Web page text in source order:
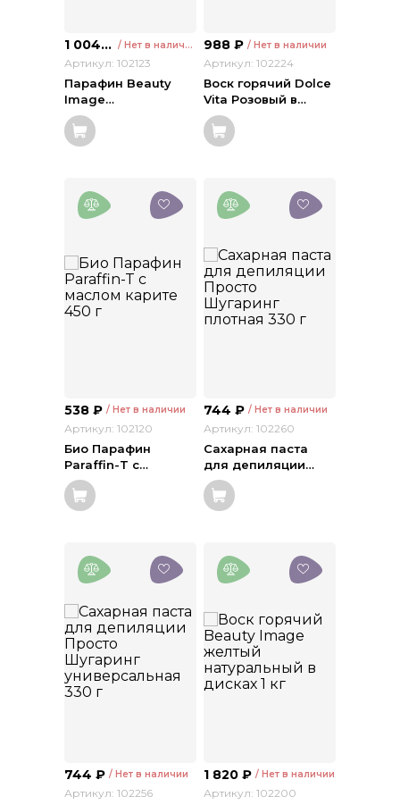
1 004
₽ / Нет в наличии
Артикул: 102123
Парафин Beauty
Image…
988 ₽ / Нет в наличии
Артикул: 102224
Воск горячий Dolce
Vita Розовый в…
538 ₽ / Нет в наличии
Артикул: 102120
Био Парафин
Paraffin-T с…
744 ₽ / Нет в наличии
Артикул: 102260
Сахарная паста
для депиляции…
744 ₽ / Нет в наличии
Артикул: 102256
1 820 ₽ / Нет в наличии
Артикул: 102200